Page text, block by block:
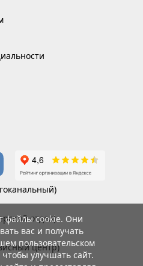
отдел)
центр)
файлы cookie. Они
вас и получать
пользовательском
улучшать сайт.